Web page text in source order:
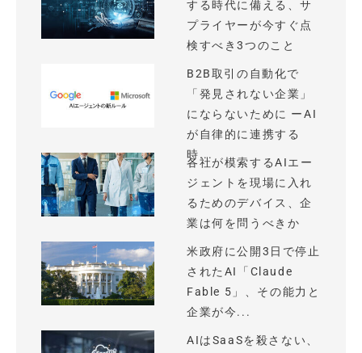
する時代に備える、サ
プライヤーが今すぐ点
検すべき3つのこと
B2B取引の自動化で
「発見されない企業」
にならないために ーAI
が自律的に連携する
時...
各社が模索するAIエー
ジェントを現場に入れ
るためのデバイス、企
業は何を問うべきか
米政府に公開3日で停止
されたAI「Claude
Fable 5」、その能力と
企業が今...
AIはSaaSを殺さない、